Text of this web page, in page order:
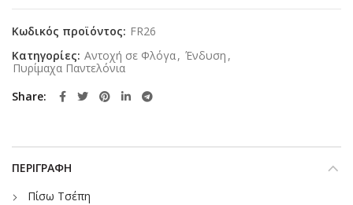
Κωδικός προϊόντος: FR26
Κατηγορίες: Αντοχή σε Φλόγα, Ένδυση ,
Πυρίμαχα Παντελόνια
Share
ΠΕΡΙΓΡΑΦΉ
Πίσω Τσέπη